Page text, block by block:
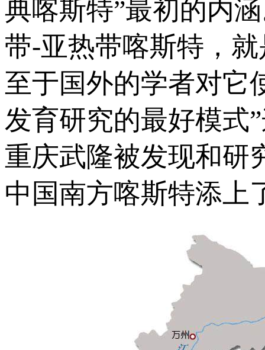
典喀斯特”最初的内
带-亚热带喀斯特，
至于国外的学者对它
发育研究的最好模式
重庆武隆被发现和研
中国南方喀斯特添上